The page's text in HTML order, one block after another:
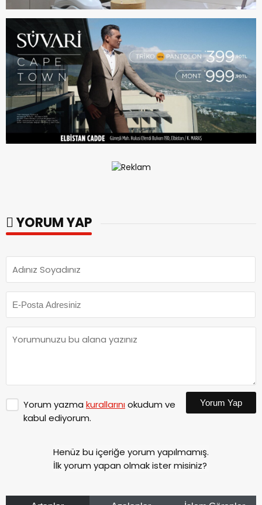
YORUM YAP
Yorum yazma kurallarınıokudum ve
kabul ediyorum.
Yorum Yap
Henüz bu içeriğe yorum yapılmamış.
İlk yorum yapan olmak ister misiniz?